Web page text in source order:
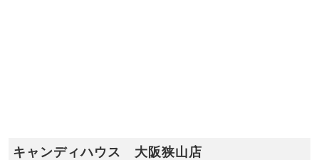
キャンディハウス 大阪狭山店